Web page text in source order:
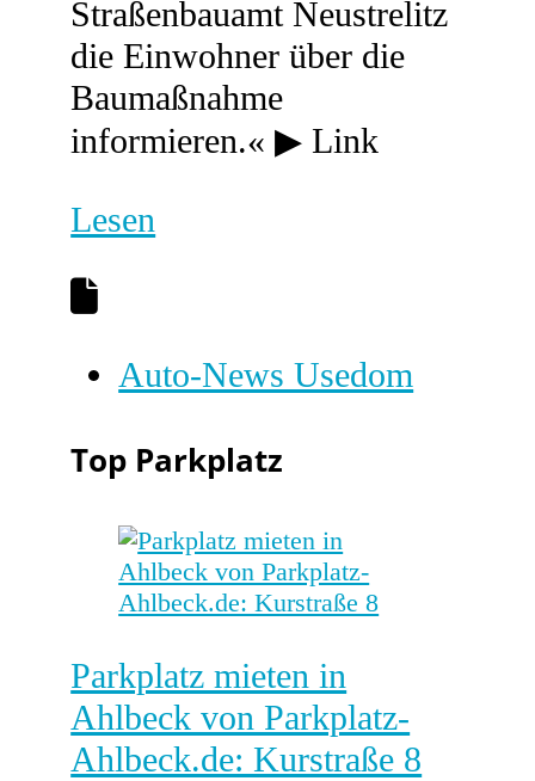
Straßenbauamt Neustrelitz
die Einwohner über die
Baumaßnahme
informieren.« ▶ Link
Lesen
Auto-News Usedom
Top Parkplatz
Parkplatz mieten in
Ahlbeck von Parkplatz-
Ahlbeck.de: Kurstraße 8